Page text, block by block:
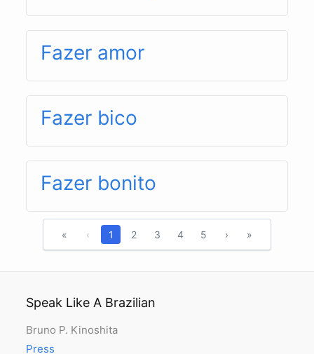
Fazer amor
Fazer bico
Fazer bonito
« ‹ 1 2 3 4 5 › »
Speak Like A Brazilian
Bruno P. Kinoshita
Press